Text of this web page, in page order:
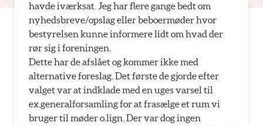
havde iværksat. Jeg har flere gange bedt om
nyhedsbreve/opslag eller beboermøder hvor
bestyrelsen kunne informere lidt om hvad der
rør sig i foreningen.
Dette har de afslået og kommer ikke med
alternative foreslag. Det første de gjorde efter
valget var at indklade med en uges varsel til
ex.generalforsamling for at frasælge et rum vi
bruger til møder o.lign. Der var dog ingen